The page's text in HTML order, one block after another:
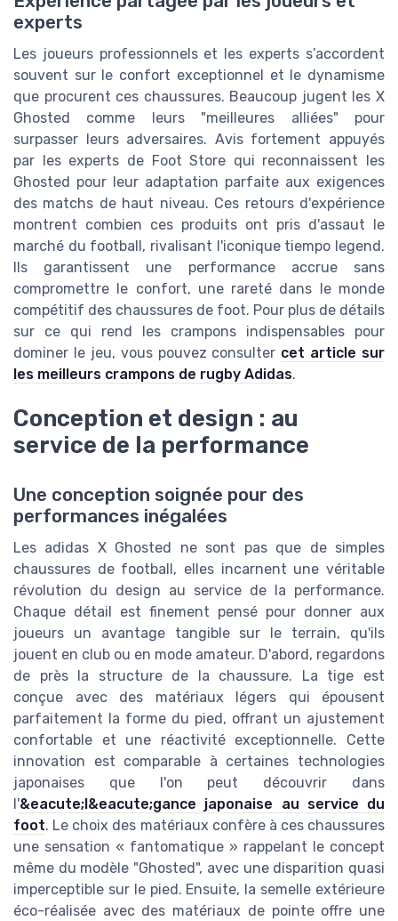
experts
Les joueurs professionnels et les experts s’accordent
souvent sur le confort exceptionnel et le dynamisme
que procurent ces chaussures. Beaucoup jugent les X
Ghosted comme leurs "meilleures alliées" pour
surpasser leurs adversaires. Avis fortement appuyés
par les experts de Foot Store qui reconnaissent les
Ghosted pour leur adaptation parfaite aux exigences
des matchs de haut niveau. Ces retours d'expérience
montrent combien ces produits ont pris d'assaut le
marché du football, rivalisant l'iconique tiempo legend.
Ils garantissent une performance accrue sans
compromettre le confort, une rareté dans le monde
compétitif des chaussures de foot. Pour plus de détails
sur ce qui rend les crampons indispensables pour
dominer le jeu, vous pouvez consulter cet article sur
les meilleurs crampons de rugby Adidas.
Conception et design : au
service de la performance
Une conception soignée pour des
performances inégalées
Les adidas X Ghosted ne sont pas que de simples
chaussures de football, elles incarnent une véritable
révolution du design au service de la performance.
Chaque détail est finement pensé pour donner aux
joueurs un avantage tangible sur le terrain, qu'ils
jouent en club ou en mode amateur. D'abord, regardons
de près la structure de la chaussure. La tige est
conçue avec des matériaux légers qui épousent
parfaitement la forme du pied, offrant un ajustement
confortable et une réactivité exceptionnelle. Cette
innovation est comparable à certaines technologies
japonaises que l'on peut découvrir dans
l'&eacute;l&eacute;gance japonaise au service du
foot. Le choix des matériaux confère à ces chaussures
une sensation « fantomatique » rappelant le concept
même du modèle "Ghosted", avec une disparition quasi
imperceptible sur le pied. Ensuite, la semelle extérieure
éco-réalisée avec des matériaux de pointe offre une